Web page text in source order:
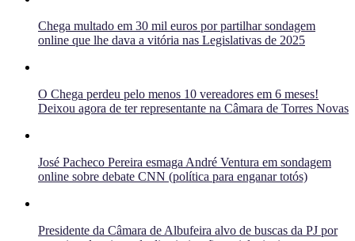
Chega multado em 30 mil euros por partilhar sondagem
online que lhe dava a vitória nas Legislativas de 2025
O Chega perdeu pelo menos 10 vereadores em 6 meses!
Deixou agora de ter representante na Câmara de Torres Novas
José Pacheco Pereira esmaga André Ventura em sondagem
online sobre debate CNN (política para enganar totós)
Presidente da Câmara de Albufeira alvo de buscas da PJ por